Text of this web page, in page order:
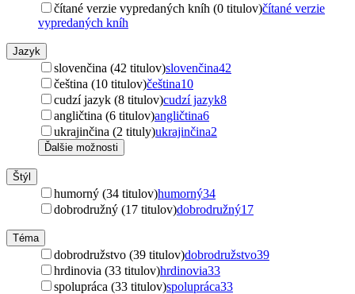
čítané verzie vypredaných kníh (0 titulov)čítané verzie
vypredaných kníh
Jazyk
slovenčina (42 titulov)slovenčina42
čeština (10 titulov)čeština10
cudzí jazyk (8 titulov)cudzí jazyk8
angličtina (6 titulov)angličtina6
ukrajinčina (2 tituly)ukrajinčina2
Ďalšie možnosti
Štýl
humorný (34 titulov)humorný34
dobrodružný (17 titulov)dobrodružný17
Téma
dobrodružstvo (39 titulov)dobrodružstvo39
hrdinovia (33 titulov)hrdinovia33
spolupráca (33 titulov)spolupráca33